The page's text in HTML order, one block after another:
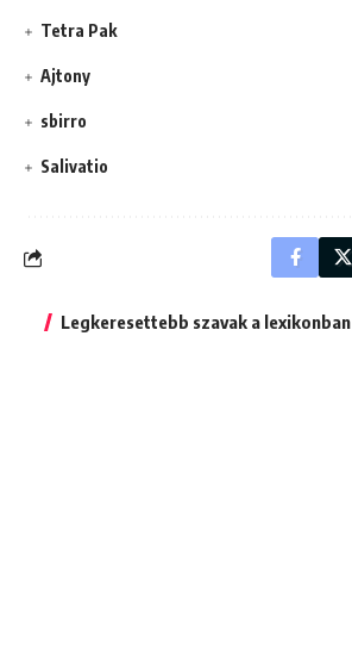
Tetra Pak
Ajtony
sbirro
Salivatio
Legkeresettebb szavak a lexikonban